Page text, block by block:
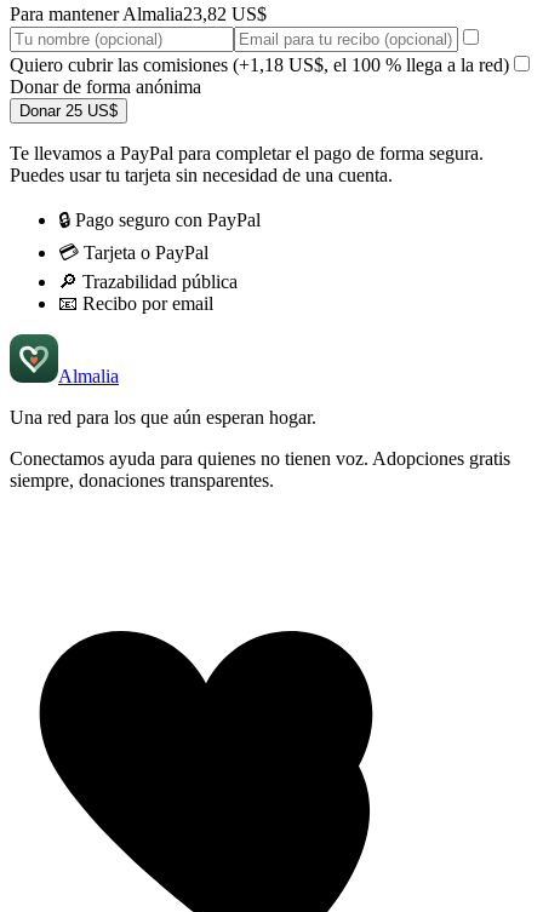
Para mantener Almalia23,82 US$
Quiero cubrir las comisiones (+1,18 US$, el 100 % llega a la red)
Donar de forma anónima
Donar 25 US$
Te llevamos a PayPal para completar el pago de forma segura.
Puedes usar tu tarjeta sin necesidad de una cuenta.
🔒 Pago seguro con PayPal
💳 Tarjeta o PayPal
🔎 Trazabilidad pública
📧 Recibo por email
Almalia
Una red para los que aún esperan hogar.
Conectamos ayuda para quienes no tienen voz. Adopciones gratis
siempre, donaciones transparentes.